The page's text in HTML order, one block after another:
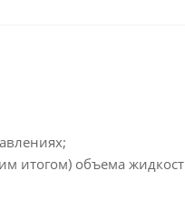
итогом) объема